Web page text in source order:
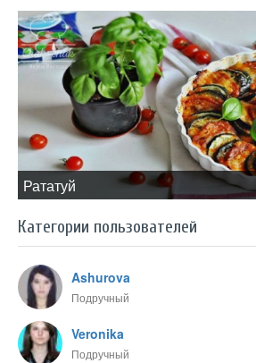
​Рататуй
Категории пользователей
Ashurova
Подручный
Veronika
Подручный